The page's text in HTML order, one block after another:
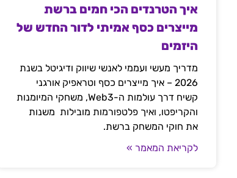
איך הטרנדים הכי חמים ברשת
מייצרים כסף אמיתי לדור החדש של
היזמים
מדריך מעשי ועממי לאנשי שיווק ודיגיטל בשנת
2026 – איך מייצרים כסף וטראפיק אורגני
קשיח דרך עולמות ה-Web3, משחקי המיומנות
והקריפטו, ואיך פלטפורמות מובילות משנות
את חוקי המשחק ברשת.
לקריאת המאמר »